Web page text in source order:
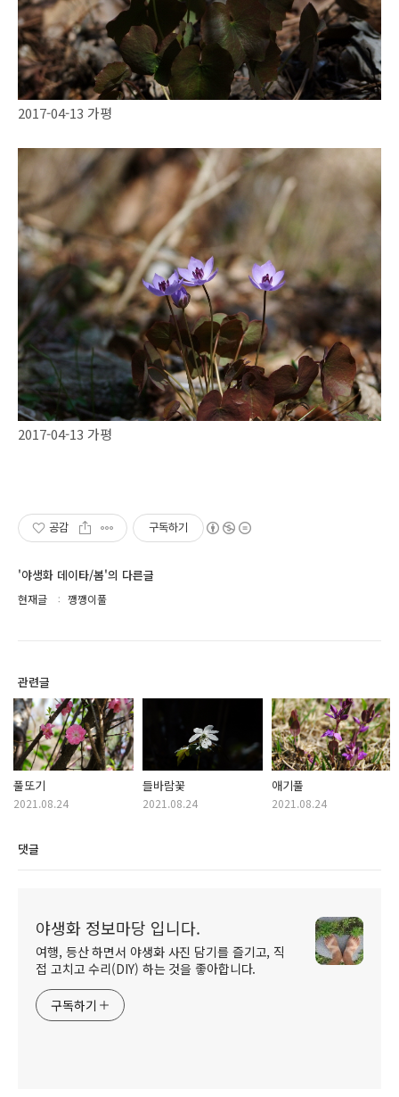
2017-04-13 가평
2017-04-13 가평
공감 구독하기
'야생화 데이타/봄'의 다른글
현재글 깽깽이풀
관련글
풀또기
2021.08.24
들바람꽃
2021.08.24
애기풀
2021.08.24
댓글
야생화 정보마당 입니다.
여행, 등산 하면서 야생화 사진 담기를 즐기고, 직
접 고치고 수리(DIY) 하는 것을 좋아합니다.
구독하기